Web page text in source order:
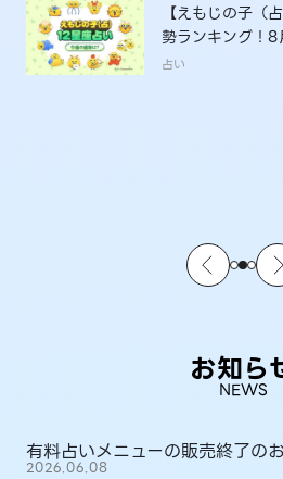
【えもじの子（
勢ランキング！
は？
占い
お知ら
NEWS
有料占いメニューの販売終了の
2026.06.08